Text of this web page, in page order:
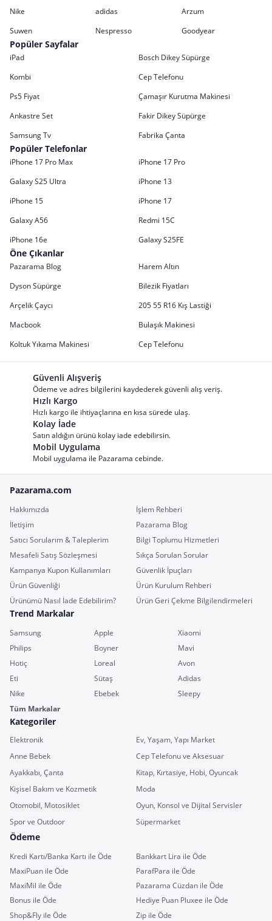
Nike adidas
Arzum
Suwen
Nespresso Goodyear
Popüler Sayfalar
iPad
Bosch Dikey Süpürge
Kombi
Cep Telefonu
Ps5 Fiyat
Çamaşır Kurutma Makinesi
Ankastre Set
Fakir Dikey Süpürge
Samsung Tv
Fabrika Çanta
Popüler Telefonlar
iPhone 17 Pro Max
iPhone 17 Pro
Galaxy S25 Ultra
iPhone 13
iPhone 15
iPhone 17
Galaxy A56
Redmi 15C
iPhone 16e
Galaxy S25FE
Öne Çıkanlar
Pazarama Blog
Harem Altın
Dyson Süpürge
Bilezik Fiyatları
Arçelik Çaycı
205 55 R16 Kış Lastiği
Macbook
Bulaşık Makinesi
Koltuk Yıkama Makinesi
Cep Telefonu
Güvenli Alışveriş
Ödeme ve adres bilgilerini kaydederek güvenli alış veriş.
Hızlı Kargo
Hızlı kargo ile ihtiyaçlarına en kısa sürede ulaş.
Kolay İade
Satın aldığın ürünü kolay iade edebilirsin.
Mobil Uygulama
Mobil uygulama ile Pazarama cebinde.
Pazarama.com
Hakkımızda
İşlem Rehberi
İletişim
Pazarama Blog
Satıcı Sorularım & Taleplerim
Bilgi Toplumu Hizmetleri
Mesafeli Satış Sözleşmesi
Sıkça Sorulan Sorular
Kampanya Kupon Kullanımları
Güvenlik İpuçları
Ürün Güvenliği
Ürün Kurulum Rehberi
Ürünümü Nasıl İade Edebilirim?
Ürün Geri Çekme Bilgilendirmeleri
Trend Markalar
Samsung Apple
Xiaomi
Philips
Boyner
Mavi
Hotiç
Loreal
Avon
Eti
Sütaş
Adidas
Nike
Ebebek
Sleepy
Tüm Markalar
Kategoriler
Elektronik
Ev, Yaşam, Yapı Market
Anne Bebek
Cep Telefonu ve Aksesuar
Ayakkabı, Çanta
Kitap, Kırtasiye, Hobi, Oyuncak
Kişisel Bakım ve Kozmetik
Moda
Otomobil, Motosiklet
Oyun, Konsol ve Dijital Servisler
Spor ve Outdoor
Süpermarket
Ödeme
Kredi Kartı/Banka Kartı ile Öde
Bankkart Lira ile Öde
MaxiPuan ile Öde
ParafPara ile Öde
MaxiMil ile Öde
Pazarama Cüzdan ile Öde
Bonus ile Öde
Hediye Puan Pluxee ile Öde
Shop&Fly ile Öde
Zip ile Öde